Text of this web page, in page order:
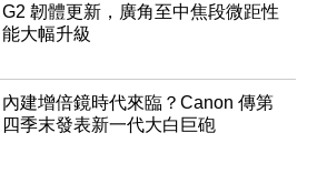
G2 韌體更新，廣角至中焦段微距性
能大幅升級
內建增倍鏡時代來臨？Canon 傳第
四季末發表新一代大白巨砲